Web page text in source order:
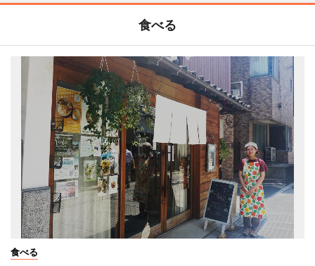
食べる
食べる